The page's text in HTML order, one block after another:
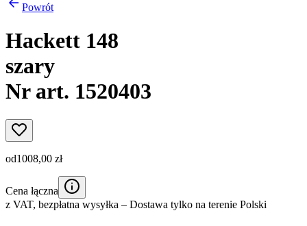
Powrót
Hackett 148
szary
Nr art. 1520403
od1008,00 zł
Cena łączna
z VAT, bezpłatna wysyłka – Dostawa tylko na terenie Polski